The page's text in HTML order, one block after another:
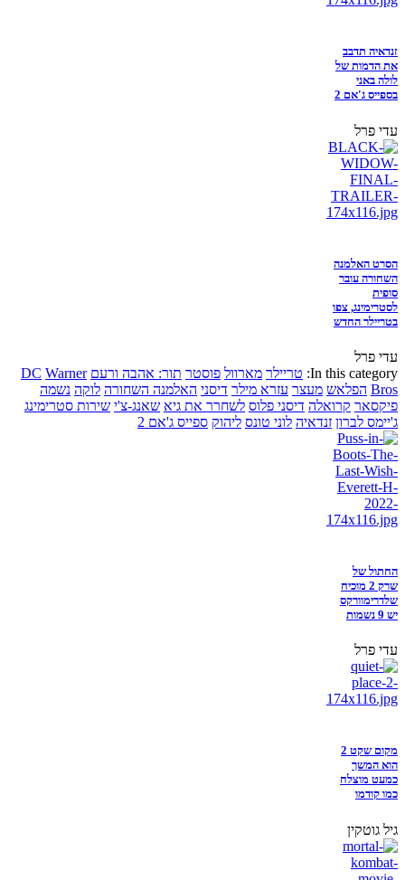
זנדאיה תדבב
את הדמות של
לולה באני
בספייס ג'אם 2
עדי פרל
הסרט האלמנה
השחורה עובר
סופית
לסטרימינג, צפו
בטריילר החדש
עדי פרל
In this category: טריילר מארוול פוסטר תור: אהבה ורעם DC Warner
Bros הפלאש מעצר עזרא מילר דיסני האלמנה השחורה לוקה נשמה
פיקסאר קרואלה דיסני פלוס לשחרר את גיא שאנג-צ'י שירות סטרימינג
ג'יימס לברון זנדאיה לוני טונס ליהוק ספייס ג'אם 2
החתול של
שרק 2 מוכיח
שלדרימוורקס
יש 9 נשמות
עדי פרל
מקום שקט 2
הוא המשך
כמעט מוצלח
כמו קודמו
גיל גוטקין